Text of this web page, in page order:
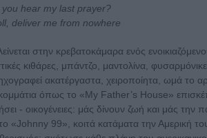
hear my last prayer?
deliver me from nowhere
στην κρεβατοκάμαρα ενός
κιθάρες, μπάντζο, μαντολίνα,
ακατέργαστα, χειροποίητα, ωμά το
όπως το «My Father’s House»
- οικογένειες: μάς δίνουν ζωή και μάς
«Johnny 99», κοιτά κατάματα την Αμερική